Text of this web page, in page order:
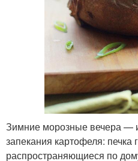
Зимние морозные вечера —
запекания картофеля:
распространяющиеся по